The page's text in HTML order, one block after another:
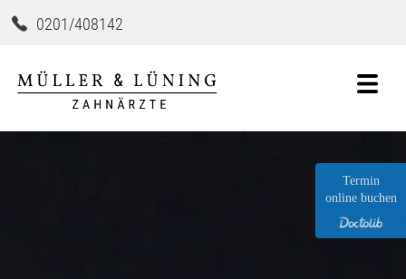
0201/408142
Termin
online buchen